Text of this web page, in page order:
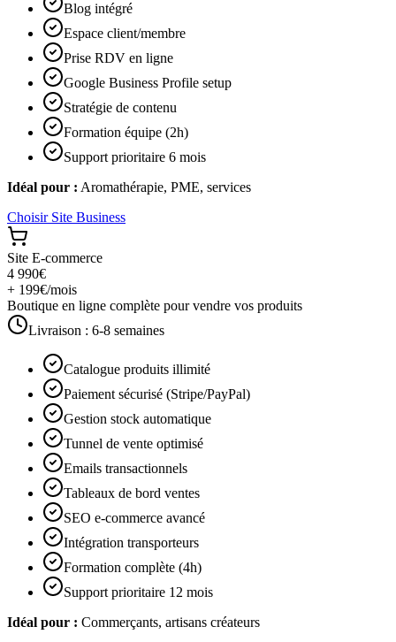
Blog intégré
Espace client/membre
Prise RDV en ligne
Google Business Profile setup
Stratégie de contenu
Formation équipe (2h)
Support prioritaire 6 mois
Idéal pour : Aromathérapie, PME, services
Choisir Site Business
Site E-commerce
4 990€
+ 199€/mois
Boutique en ligne complète pour vendre vos produits
Livraison : 6-8 semaines
Catalogue produits illimité
Paiement sécurisé (Stripe/PayPal)
Gestion stock automatique
Tunnel de vente optimisé
Emails transactionnels
Tableaux de bord ventes
SEO e-commerce avancé
Intégration transporteurs
Formation complète (4h)
Support prioritaire 12 mois
Idéal pour : Commerçants, artisans créateurs